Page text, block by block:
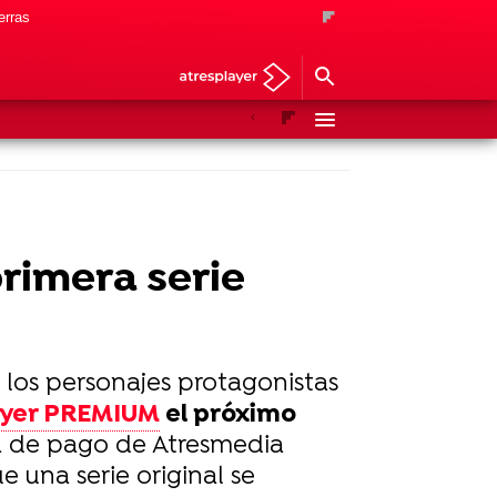
AnteriorSiguiente
serie
personajes protagonistas
PREMIUM el próximo
pago de Atresmedia
una serie original se